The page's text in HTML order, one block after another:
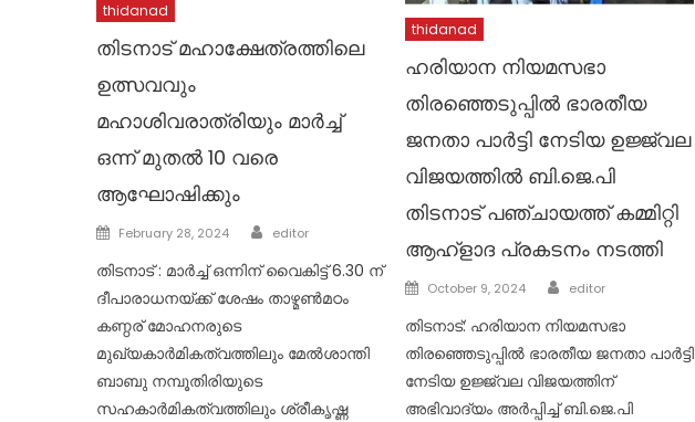
thidanad
തിടനാട് മഹാക്ഷേത്രത്തിലെ
ഉത്സവവും
മഹാശിവരാത്രിയും മാർച്ച്
ഒന്ന് മുതൽ 10 വരെ
ആഘോഷിക്കും
Posted
February 28, 2024 Author
editor
തിടനാട് : മാർച്ച് ഒന്നിന് വൈകിട്ട് 6.30 ന്
ദീപാരാധനയ്ക്ക് ശേഷം താഴ്മൺമഠം
കണ്ഠര് മോഹനരുടെ
മുഖ്യകാർമികത്വത്തിലും മേൽശാന്തി
ബാബു നമ്പൂതിരിയുടെ
സഹകാർമികത്വത്തിലും ശ്രീകൃഷ്ണ
thidanad
ഹരിയാന നിയമസഭാ
തിരഞ്ഞെടുപ്പിൽ ഭാരതീയ
ജനതാ പാർട്ടി നേടിയ ഉജ്ജ്വല
വിജയത്തിൽ ബി.ജെ.പി
തിടനാട് പഞ്ചായത്ത് കമ്മിറ്റി
ആഹ്ളാദ പ്രകടനം നടത്തി
Posted
October 9, 2024 Author
editor
തിടനാട്: ഹരിയാന നിയമസഭാ
തിരഞ്ഞെടുപ്പിൽ ഭാരതീയ ജനതാ പാർട്ടി
നേടിയ ഉജ്ജ്വല വിജയത്തിന്
അഭിവാദ്യം അർപ്പിച്ച് ബി.ജെ.പി